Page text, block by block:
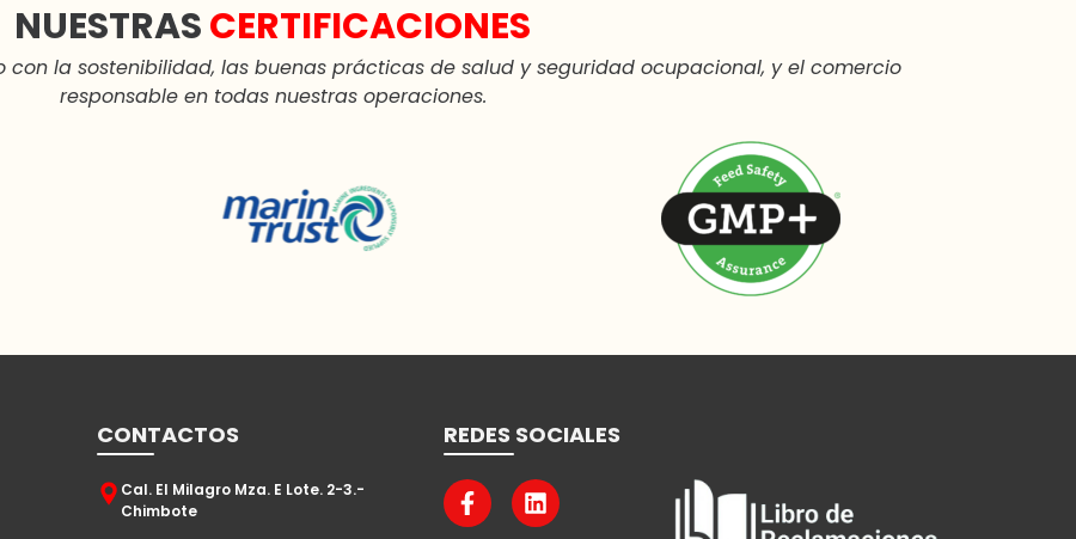
NUESTRASCERTIFICACIONES
la sostenibilidad, las buenas prácticas de salud y seguridad ocupacional, y el comercio
responsable en todas nuestras operaciones.
CONTACTOS
Cal. El Milagro Mza. E Lote. 2-3.-
Chimbote
REDES SOCIALES